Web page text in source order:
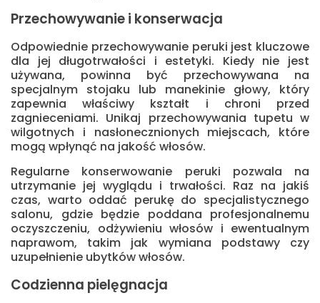
Przechowywanie i konserwacja
Odpowiednie przechowywanie peruki jest kluczowe
dla jej długotrwałości i estetyki. Kiedy nie jest
używana, powinna być przechowywana na
specjalnym stojaku lub manekinie głowy, który
zapewnia właściwy kształt i chroni przed
zagnieceniami. Unikaj przechowywania tupetu w
wilgotnych i nasłonecznionych miejscach, które
mogą wpłynąć na jakość włosów.
Regularne konserwowanie peruki pozwala na
utrzymanie jej wyglądu i trwałości. Raz na jakiś
czas, warto oddać perukę do specjalistycznego
salonu, gdzie będzie poddana profesjonalnemu
oczyszczeniu, odżywieniu włosów i ewentualnym
naprawom, takim jak wymiana podstawy czy
uzupełnienie ubytków włosów.
Codzienna pielęgnacja